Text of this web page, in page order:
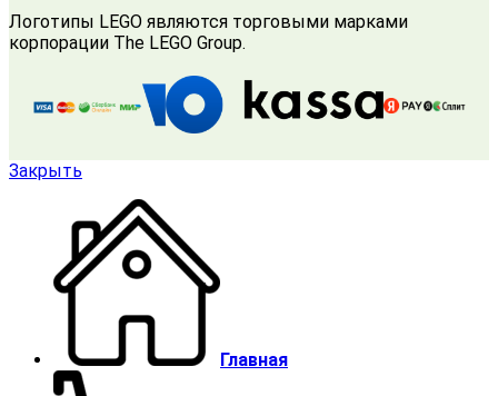
Логотипы LEGO являются торговыми марками
корпорации The LEGO Group.
Закрыть
Главная